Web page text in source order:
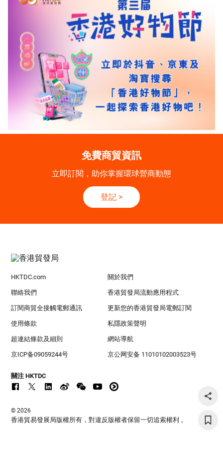
免費商貿資訊
立即訂閱，助你掌握環球營商動態
登記 >
HKTDC.com 關於我們
聯絡我們 香港貿發局流動應用程式
訂閱商貿全接觸電郵通訊 更新您的香港貿發局電郵訂閱
使用條款 私隱政策聲明
超連結條款及細則 網站導航
京ICP备09059244号 京公网安备 11010102003523号
關注 HKTDC
© 2026
香港貿易發展局版權所有，對違反版權者保留一切追索權利 。